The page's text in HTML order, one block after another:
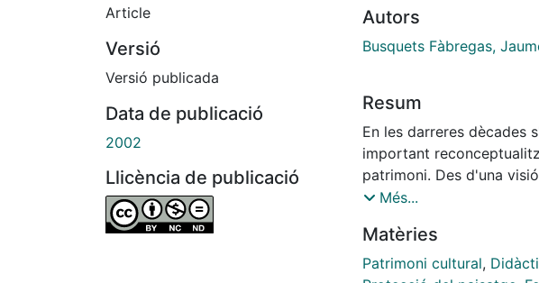
Article
Versió
Versió publicada
Data de publicació
2002
Llicència de publicació
Autors
Busquets Fàbregas,
Resum
En les darreres dècades
important
patrimoni. Des d'una
de passat i de
idea d'utilització. Com a
intenses transformacions
Més...
Matèries
Patrimoni cultural,